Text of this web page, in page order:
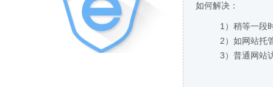
如何解决：
1）稍等一段
2）如网站托
3）普通网站